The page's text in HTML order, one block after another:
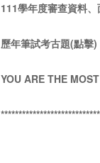
111學年度審查資料
歷年筆試考古題(點擊)
YOU ARE THE